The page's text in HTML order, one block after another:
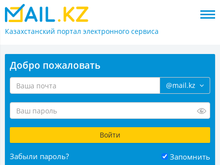
Казахстанский портал электронного сервиса
Добро пожаловать
@mail.kz
Забыли пароль? Запомнить